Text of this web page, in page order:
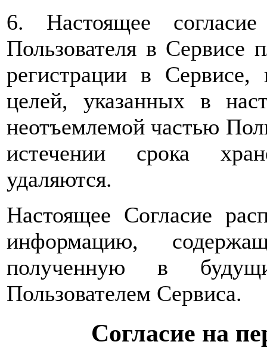
6. Настоящее
Пользователя в
регистрации в
целей, указанных в
неотъемлемой частью
истечении срока
удаляются.
Настоящее Согласие
информацию,
полученную в
Пользователем Сервиса.
Согласие на